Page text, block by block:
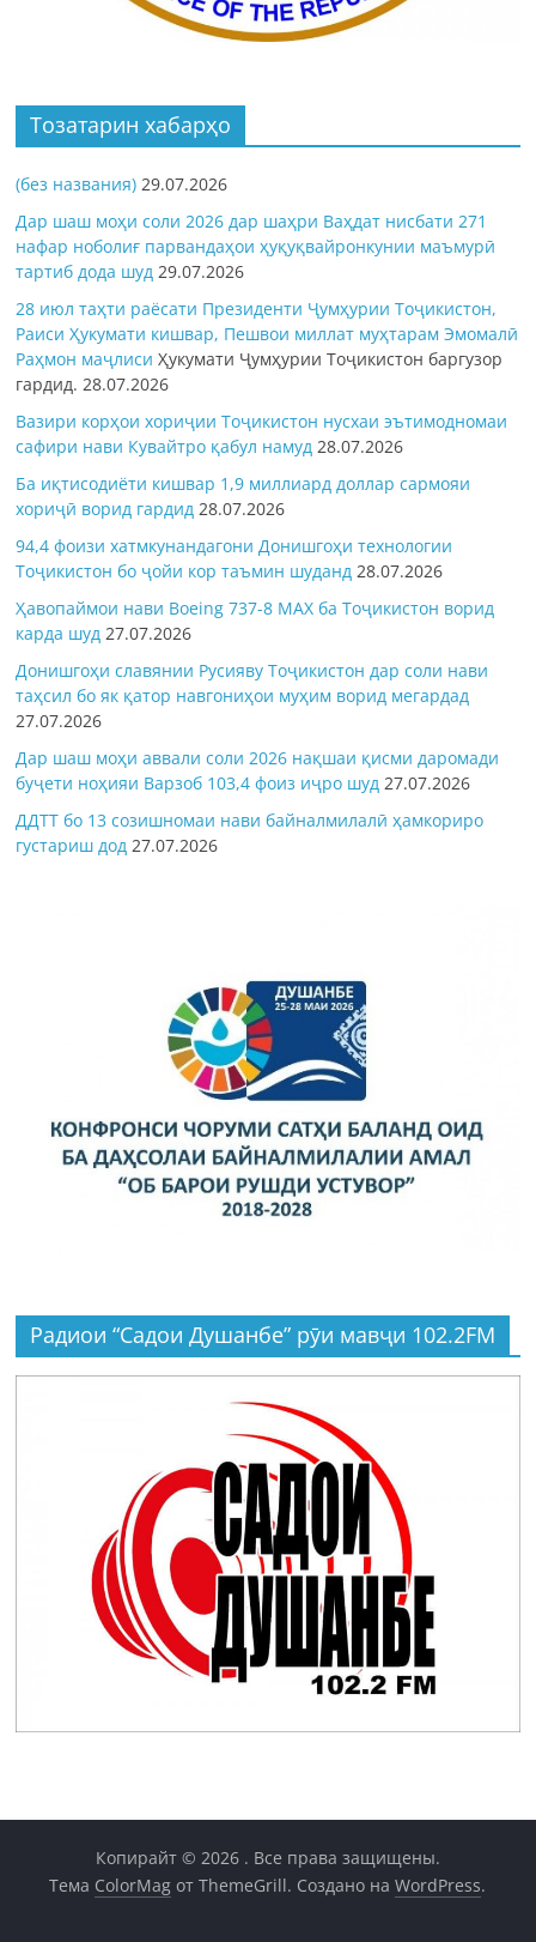
Тозатарин хабарҳо
(без названия) 29.07.2026
Дар шаш моҳи соли 2026 дар шаҳри Ваҳдат нисбати 271
нафар ноболиғ парвандаҳои ҳуқуқвайронкунии маъмурӣ
тартиб дода шуд 29.07.2026
28 июл таҳти раёсати Президенти Ҷумҳурии Тоҷикистон,
Раиси Ҳукумати кишвар, Пешвои миллат муҳтарам Эмомалӣ
Раҳмон маҷлисиҲукумати Ҷумҳурии Тоҷикистон баргузор
гардид.28.07.2026
Вазири корҳои хориҷии Тоҷикистон нусхаи эътимодномаи
сафири нави Кувайтро қабул намуд 28.07.2026
Ба иқтисодиёти кишвар 1,9 миллиард доллар сармояи
хориҷӣ ворид гардид 28.07.2026
94,4 фоизи хатмкунандагони Донишгоҳи технологии
Тоҷикистон бо ҷойи кор таъмин шуданд 28.07.2026
Ҳавопаймои нави Boeing 737-8 MAX ба Тоҷикистон ворид
карда шуд 27.07.2026
Донишгоҳи славянии Русияву Тоҷикистон дар соли нави
таҳсил бо як қатор навгониҳои муҳим ворид мегардад
27.07.2026
Дар шаш моҳи аввали соли 2026 нақшаи қисми даромади
буҷети ноҳияи Варзоб 103,4 фоиз иҷро шуд 27.07.2026
ДДТТ бо 13 созишномаи нави байналмилалӣ ҳамкориро
густариш дод 27.07.2026
Радиои “Садои Душанбе” рӯи мавҷи 102.2FM
Копирайт © 2026 . Все права защищены.
Тема ColorMag от ThemeGrill. Создано наWordPress.